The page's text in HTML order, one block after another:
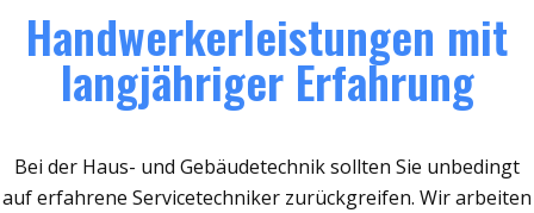
Handwerkerleistungen mit
langjähriger Erfahrung
Bei der Haus- und Gebäudetechnik sollten Sie unbedingt
auf erfahrene Servicetechniker zurückgreifen. Wir arbeiten